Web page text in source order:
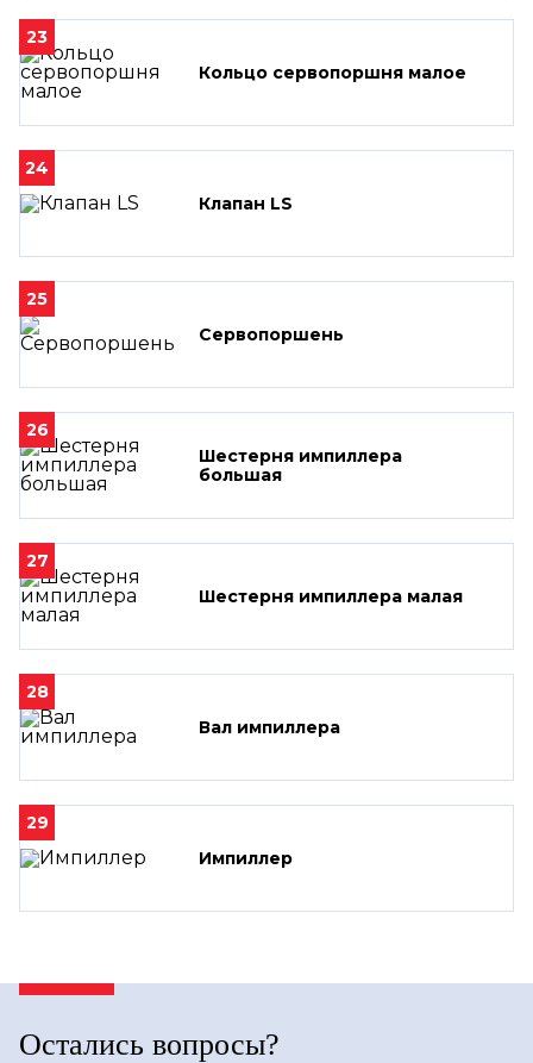
23
Кольцо сервопоршня малое
24
Клапан LS
25
Сервопоршень
26
Шестерня импиллера
большая
27
Шестерня импиллера малая
28
Вал импиллера
29
Импиллер
Остались вопросы?